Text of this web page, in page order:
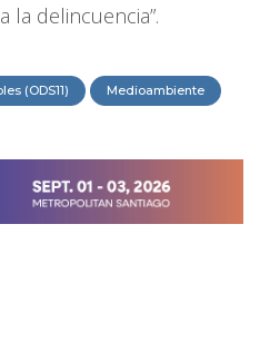
la delincuencia”.
(ODS11) Medioambiente